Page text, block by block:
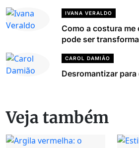
IVANA VERALDO
Como a costura
pode ser
CAROL DAMIÃO
Desromantizar para
Veja também